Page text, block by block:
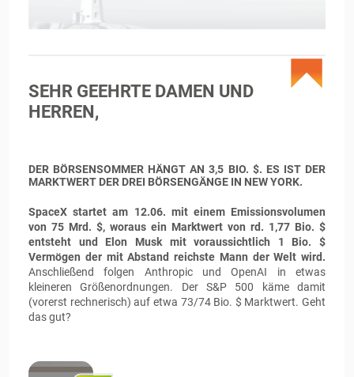
SEHR GEEHRTE DAMEN UND
HERREN,
DER BÖRSENSOMMER HÄNGT AN 3,5 BIO. $. ES IST DER
MARKTWERT DER DREI BÖRSENGÄNGE IN NEW YORK.
SpaceX startet am 12.06. mit einem Emissionsvolumen
von 75 Mrd. $, woraus ein Marktwert von rd. 1,77 Bio. $
entsteht und Elon Musk mit voraussichtlich 1 Bio. $
Vermögen der mit Abstand reichste Mann der Welt wird.
Anschließend folgen Anthropic und OpenAI in etwas
kleineren Größenordnungen. Der S&P 500 käme damit
(vorerst rechnerisch) auf etwa 73/74 Bio. $ Marktwert. Geht
das gut?